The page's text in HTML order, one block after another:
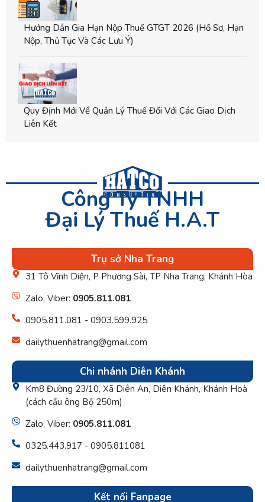
Hướng Dẫn Gia Hạn Nộp Thuế GTGT 2026 (hồ Sơ, Hạn
Nộp, Thủ Tục Và Các Lưu Ý)
Quy Định Mới Về Quản Lý Thuế Đối Với Các Giao Dịch
Liên Kết
Công Ty TNHH
Đại Lý Thuế H.A.T
Trụ sở Nha Trang
31 Tô Vĩnh Diện, P Phương Sài, TP Nha Trang, Khánh Hòa
Zalo, Viber: 0905.811.081
0905.811.081 - 0903.599.925
dailythuenhatrang@gmail.com
Chi nhánh Diên Khánh
Km8 Đường 23/10, Xã Diên An, Diên Khánh, Khánh Hoà
(cách cầu ông Bộ 250m)
Zalo, Viber: 0905.811.081
0325.443.917 - 0905.811081
dailythuenhatrang@gmail.com
Kết nối Fanpage